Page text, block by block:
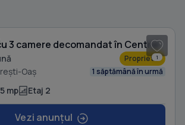
1
3 camere decomandat în Central
Proprietar
Oaș 1 săptămână în urmă
mp Etaj 2
Vezi anunțul